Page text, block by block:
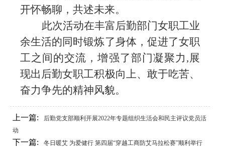
开怀畅聊，共述未来。
此次活动在丰富后勤部门女职工业
余生活的同时锻炼了身体 ， 促进了女职
工之间的交流，增强了部门凝聚力 ,展
现出 后勤女职工积极向上、敢于吃苦、
奋力争先的精神风貌。
上一篇:
后勤党支部顺利开展2022年专题组织生活会和民主评议党员活
动
下一篇: 冬日暖艾 为爱健行 第四届“穿越工商防艾马拉松赛”顺利举行